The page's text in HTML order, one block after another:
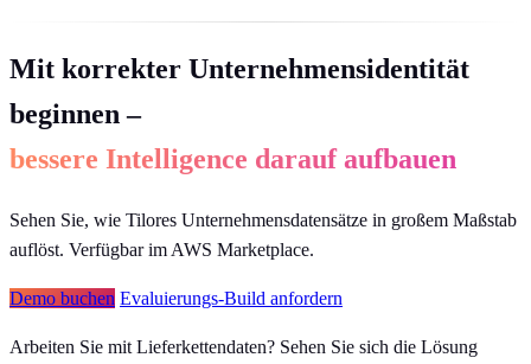
Mit korrekter Unternehmensidentität
beginnen –
bessere Intelligence darauf aufbauen
Sehen Sie, wie Tilores Unternehmensdatensätze in großem Maßstab
auflöst. Verfügbar im AWS Marketplace.
Demo buchen Evaluierungs-Build anfordern
Arbeiten Sie mit Lieferkettendaten? Sehen Sie sich die Lösung